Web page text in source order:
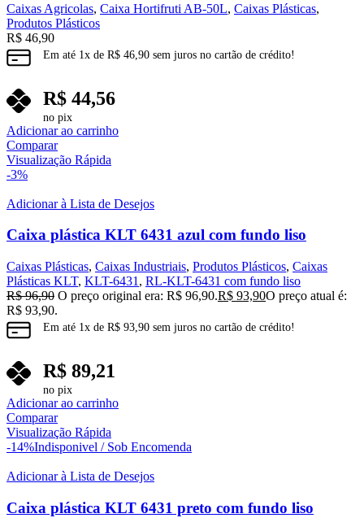
Caixas Agricolas, Caixa Hortifruti AB-50L, Caixas Plásticas,
Produtos Plásticos
R$ 46,90
Em até 1x de R$ 46,90 sem juros no cartão de crédito!
R$ 44,56
no pix
Adicionar ao carrinho
Comparar
Visualização Rápida
-3%
Adicionar à Lista de Desejos
Caixa plástica KLT 6431 azul com fundo liso
Caixas Plásticas, Caixas Industriais, Produtos Plásticos, Caixas
Plásticas KLT, KLT-6431 , RL-KLT-6431 com fundo liso
R$96,90 O preço original era: R$ 96,90.R$ 93,90O preço atual é:
R$ 93,90.
Em até 1 x de R$ 93,90 sem juros no cartão de crédito!
R$ 89,21
no pix
Adicionar ao carrinho
Comparar
Visualização Rápida
-14%Indisponivel / Sob Encomenda
Adicionar à Lista de Desejos
Caixa plástica KLT 6431 preto com fundo liso